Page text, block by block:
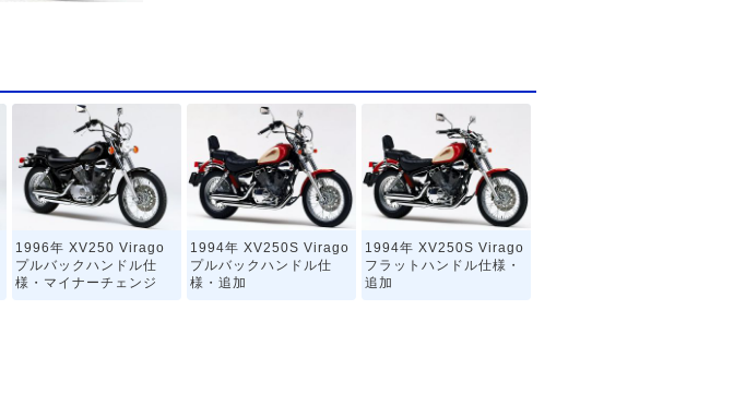
1996年 XV250 Virago
プルバックハンドル仕
様・マイナーチェンジ
1994年 XV250S Virago
プルバックハンドル仕
様・追加
1994年 XV250S Virago
フラットハンドル仕様・
追加